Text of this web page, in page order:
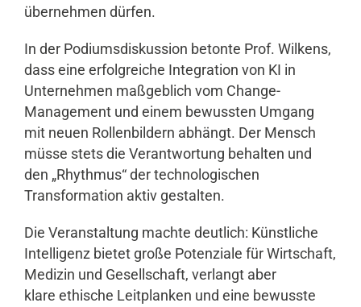
übernehmen dürfen.
In der Podiumsdiskussion betonte Prof. Wilkens,
dass eine erfolgreiche Integration von KI in
Unternehmen maßgeblich vom Change-
Management und einem bewussten Umgang
mit neuen Rollenbildern abhängt. Der Mensch
müsse stets die Verantwortung behalten und
den „Rhythmus“ der technologischen
Transformation aktiv gestalten.
Die Veranstaltung machte deutlich: Künstliche
Intelligenz bietet große Potenziale für Wirtschaft,
Medizin und Gesellschaft, verlangt aber
klare ethische Leitplanken und eine bewusste